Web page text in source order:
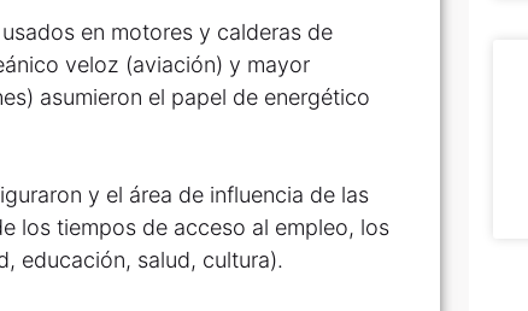
en motores y calderas de
veloz (aviación) y mayor
asumieron el papel de energético
y el área de influencia de las
los tiempos de acceso al empleo, los
educación, salud, cultura).